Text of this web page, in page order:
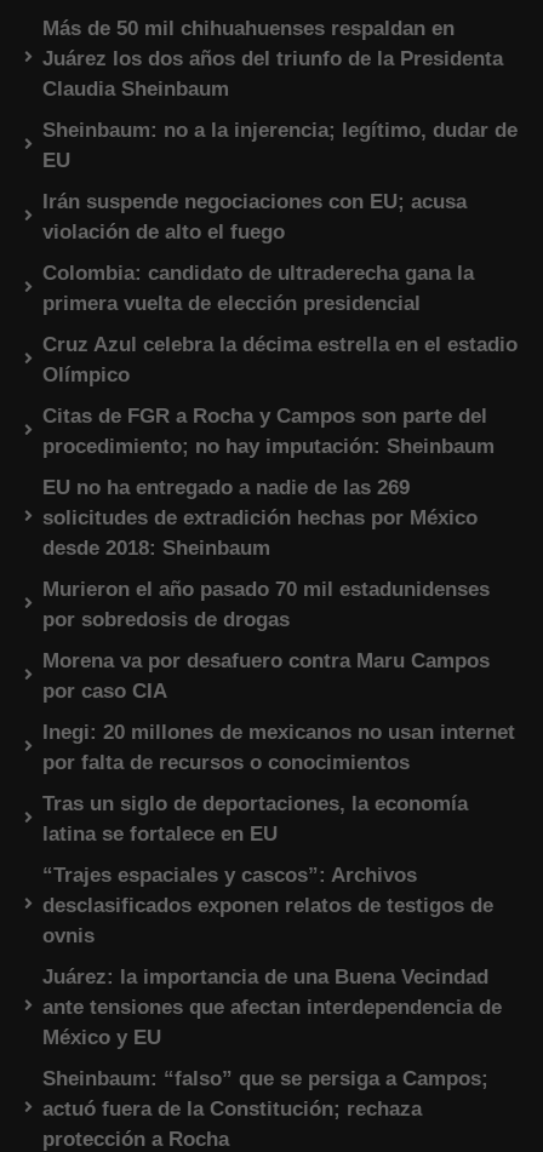
Más de 50 mil chihuahuenses respaldan en
Juárez los dos años del triunfo de la Presidenta
Claudia Sheinbaum
Sheinbaum: no a la injerencia; legítimo, dudar de
EU
Irán suspende negociaciones con EU; acusa
violación de alto el fuego
Colombia: candidato de ultraderecha gana la
primera vuelta de elección presidencial
Cruz Azul celebra la décima estrella en el estadio
Olímpico
Citas de FGR a Rocha y Campos son parte del
procedimiento; no hay imputación: Sheinbaum
EU no ha entregado a nadie de las 269
solicitudes de extradición hechas por México
desde 2018: Sheinbaum
Murieron el año pasado 70 mil estadunidenses
por sobredosis de drogas
Morena va por desafuero contra Maru Campos
por caso CIA
Inegi: 20 millones de mexicanos no usan internet
por falta de recursos o conocimientos
Tras un siglo de deportaciones, la economía
latina se fortalece en EU
“Trajes espaciales y cascos”: Archivos
desclasificados exponen relatos de testigos de
ovnis
Juárez: la importancia de una Buena Vecindad
ante tensiones que afectan interdependencia de
México y EU
Sheinbaum: “falso” que se persiga a Campos;
actuó fuera de la Constitución; rechaza
protección a Rocha